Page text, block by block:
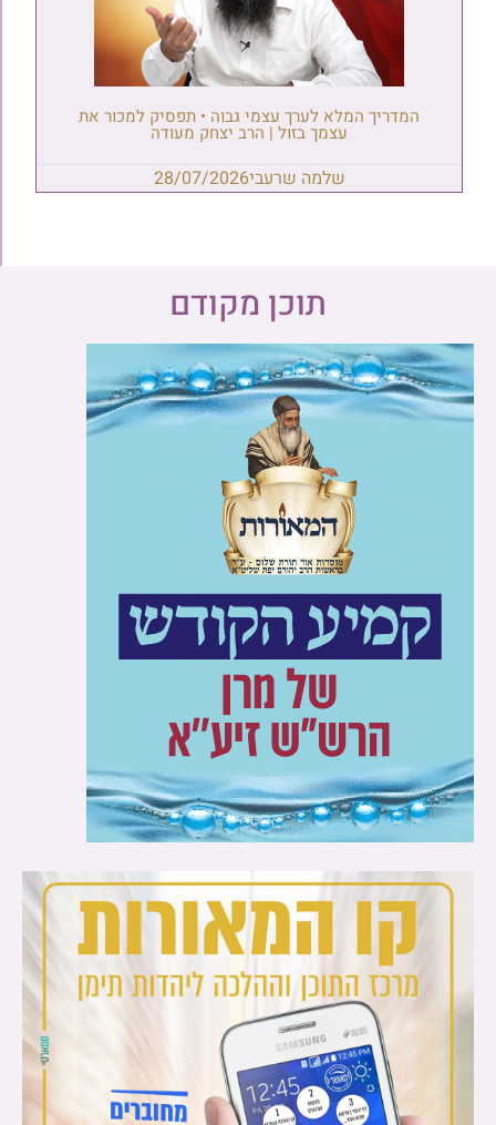
המדריך המלא לערך עצמי גבוה • תפסיק למכור את
עצמך בזול | הרב יצחק מעודה
שלמה שרעבי28/07/2026
תוכן מקודם